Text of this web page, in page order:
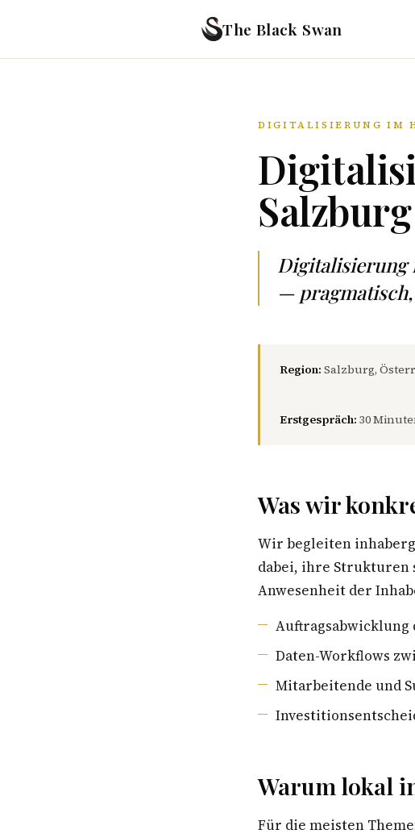
The Black Swan
DIGITALISIERUNG IM
Salzburg
Digitalisierung
—
Region: Salzburg,
Erstgespräch: 30
Was wir
Wir begleiten
dabei, ihre Strukturen
Anwesenheit der
Daten-Workflows
Mitarbeitende und
Warum lokal
Für die meisten